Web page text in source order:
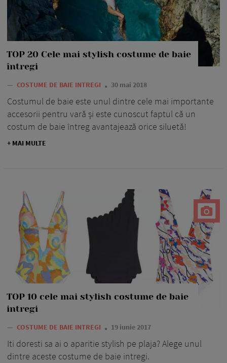
TOP 20 Cele mai stylish costume de baie
întregi
— COSTUME DE BAIE INTREGI 30 mai 2018
Costumul de baie este unul dintre cele mai importante
accesorii pentru vară și este cunoscut faptul că un
costum de baie întreg avantajează orice siluetă!
+ MAI MULTE
TOP 10 cele mai stylish costume de baie
intregi
— COSTUME DE BAIE INTREGI 19 iunie 2017
Iti doresti sa ai o aparitie stylish pe plaja? Alege unul
dintre aceste costume de baie intregi.